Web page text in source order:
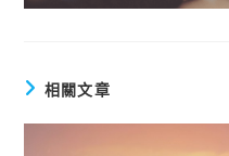
相關文章